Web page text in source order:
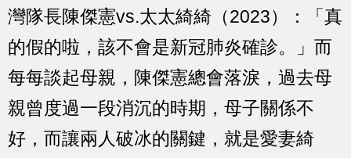
灣隊長陳傑憲vs.太太綺綺（2023）：「真
的假的啦，該不會是新冠肺炎確診。」而
每每談起母親，陳傑憲總會落淚，過去母
親曾度過一段消沉的時期，母子關係不
好，而讓兩人破冰的關鍵，就是愛妻綺